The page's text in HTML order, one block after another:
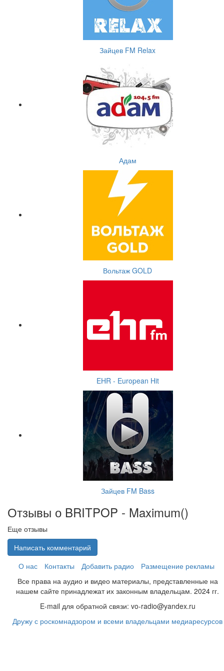
Зайцев FM Relax
Адам
Вольтаж GOLD
EHR - European Hit
Зайцев FM Bass
Отзывы о BRITPOP - Maximum()
Еще отзывы
Написать комментарий
О нас
Контакты Добавить радио
Размещение рекламы
Все права на аудио и видео материалы, представленные на
нашем сайте принадлежат их законным владельцам. 2024 гг.
E-mail для обратной связи: vo-radio@yandex.ru
Дружу с роскомнадзором и всеми владельцами медиаресурсов